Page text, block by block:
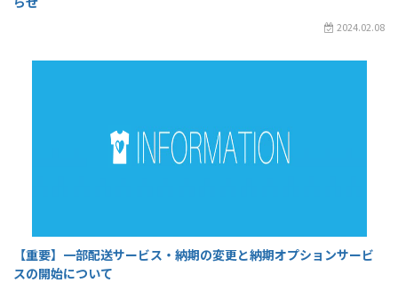
2024.02.08
【重要】一部配送サービス・納期の変更と納期オプションサービ
スの開始について